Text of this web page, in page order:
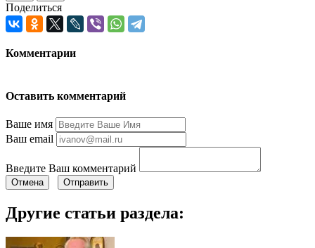
Поделиться
Комментарии
Оставить комментарий
Ваше имя
Ваш email
Введите Ваш комментарий
Отмена Отправить
Другие статьи раздела: